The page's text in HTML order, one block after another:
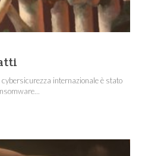
internazionale è stato